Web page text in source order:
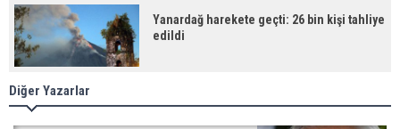
Yanardağ harekete geçti: 26 bin kişi tahliye
edildi
Diğer Yazarlar